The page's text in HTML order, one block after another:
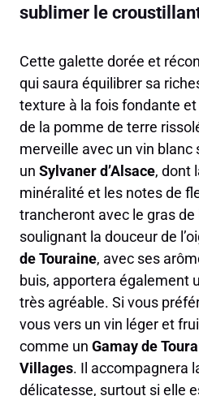
sublimer le
Cette galette dorée et
qui saura équilibrer sa
texture à la fois fondante
de la pomme de terre
merveille avec un vin blanc
un Sylvaner d’Alsace, dont
minéralité et les notes de
trancheront avec le gras
soulignant la douceur de
de Touraine, avec ses
buis, apportera également
très agréable. Si vous
vous vers un vin léger et
comme un Gamay de
Villages. Il accompagnera
délicatesse, surtout si elle